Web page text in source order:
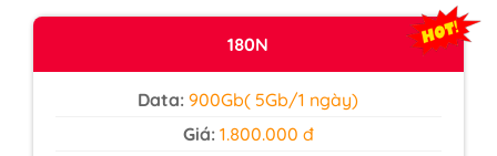
180N
Data: 900Gb( 5Gb/1 ngày)
Giá: 1.800.000 đ